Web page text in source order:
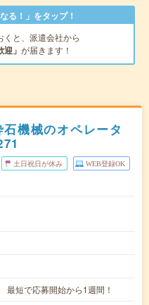
る！」をタップ！
くと、派遣会社から
迎」 が届きます！
機械のオペレータ
土日祝日が休み WEB登録OK
短で応募開始から1週間！